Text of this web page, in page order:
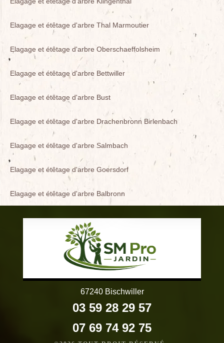
Elagage et étêtage d'arbre Thal Marmoutier
Elagage et étêtage d'arbre Oberschaeffolsheim
Elagage et étêtage d'arbre Bettwiller
Elagage et étêtage d'arbre Bust
Elagage et étêtage d'arbre Drachenbronn Birlenbach
Elagage et étêtage d'arbre Salmbach
Elagage et étêtage d'arbre Goersdorf
Elagage et étêtage d'arbre Balbronn
67240 Bischwiller
03 59 28 29 57
07 69 74 92 75